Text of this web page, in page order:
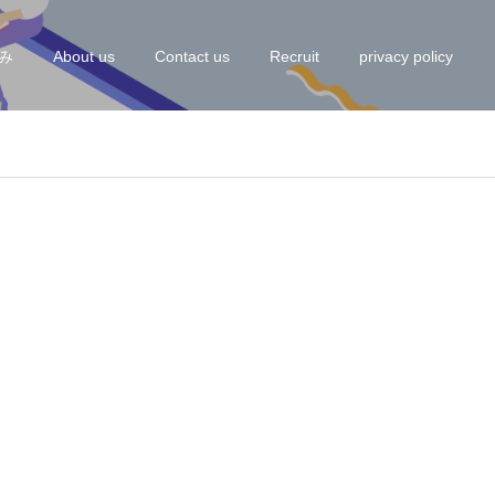
About us Contact us Recruit privacy policy